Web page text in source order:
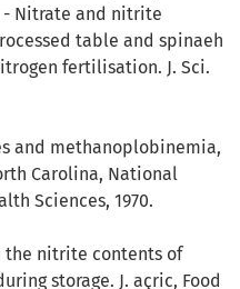
- Nitrate and nitrite
table and spinaeh
fertilisation. J. Sci.
and methanoplobinemia,
Carolina, National
Sciences, 1970.
the nitrite contents of
storage. J. açric, Food